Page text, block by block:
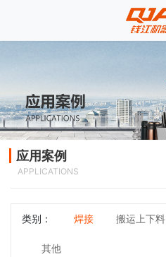
应用案例
APPLICATIONS
类别： 焊接 搬运上下料
其他